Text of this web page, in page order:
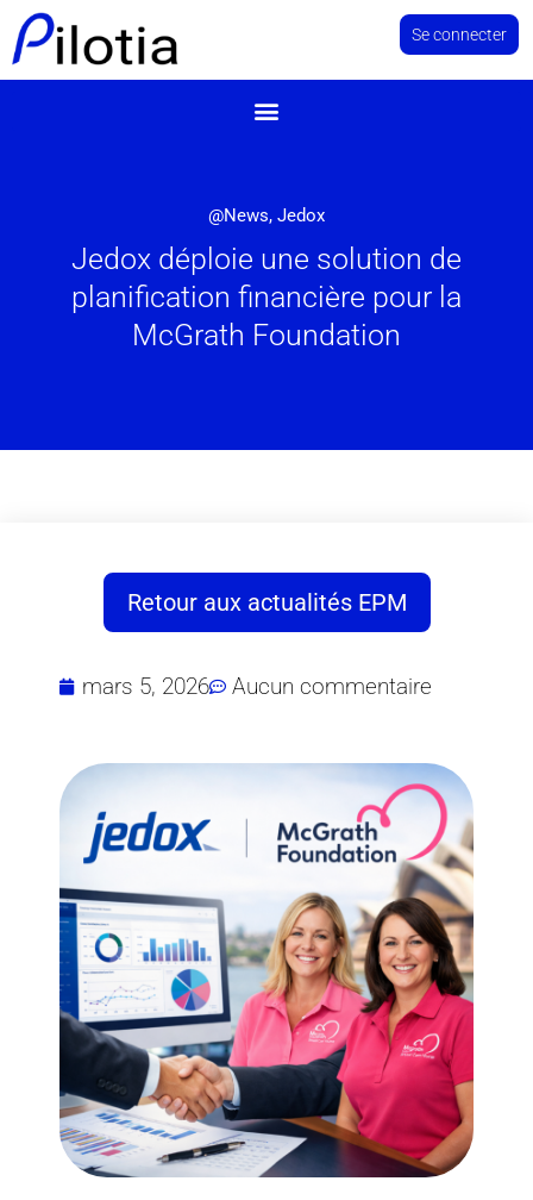
Se connecter
@News, Jedox
Jedox déploie une solution de
planification financière pour la
McGrath Foundation
Retour aux actualités EPM
mars 5, 2026 Aucun commentaire